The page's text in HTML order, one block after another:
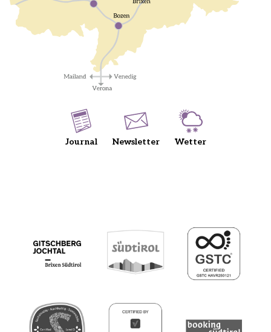
Journal Newsletter Wetter